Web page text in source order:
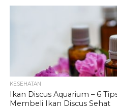
KESEHATAN
Ikan Discus Aquarium – 6
Membeli Ikan Discus Sehat